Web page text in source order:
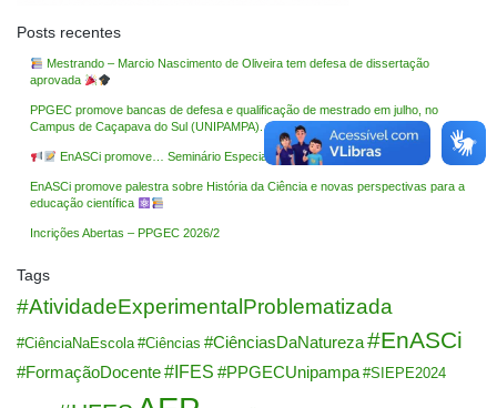
Posts recentes
Mestrando – Marcio Nascimento de Oliveira tem defesa de dissertação
aprovada
PPGEC promove bancas de defesa e qualificação de mestrado em julho, no
Campus de Caçapava do Sul (UNIPAMPA).
EnASCi promove… Seminário Especial: Avaliação da Aprendizagem
EnASCi promove palestra sobre História da Ciência e novas perspectivas para a
educação científica
Incrições Abertas – PPGEC 2026/2
Tags
#AtividadeExperimentalProblematizada
#CiênciaNaEscola #Ciências #CiênciasDaNatureza#EnASCi
#FormaçãoDocente#IFES #PPGECUnipampa #SIEPE2024